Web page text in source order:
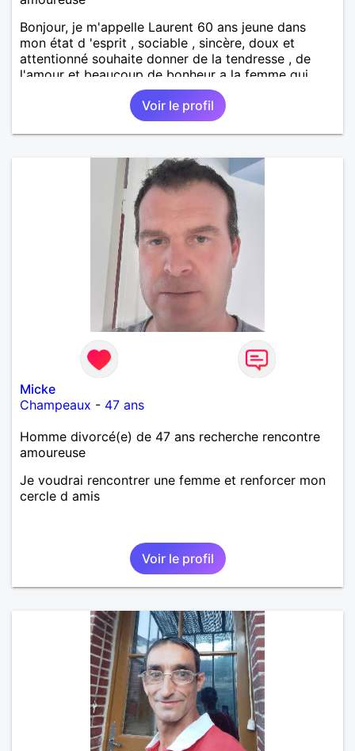
Bonjour, je m'appelle Laurent 60 ans jeune dans
mon état d 'esprit , sociable , sincère, doux et
attentionné souhaite donner de la tendresse , de
l'amour et beaucoup de bonheur a la femme qui
souhaitera partager ma vie . Bientôt en retraite a la
fin de l 'année et libre de toute contrainte. Digne de
confiance à la femme qui voudras m 'en accorder
en toute sincérité. Pour le reste venez me découvrir
Voir le profil
Micke
Champeaux - 47 ans
Homme divorcé(e) de 47 ans recherche rencontre
amoureuse
Je voudrai rencontrer une femme et renforcer mon
cercle d amis
Voir le profil